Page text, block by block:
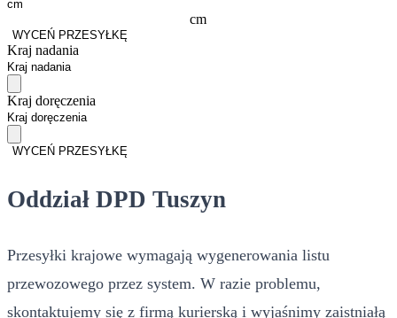
cm
WYCEŃ PRZESYŁKĘ
Kraj nadania
Kraj doręczenia
WYCEŃ PRZESYŁKĘ
Oddział DPD Tuszyn
Przesyłki krajowe wymagają wygenerowania listu
przewozowego przez system. W razie problemu,
skontaktujemy się z firmą kurierską i wyjaśnimy zaistniałą